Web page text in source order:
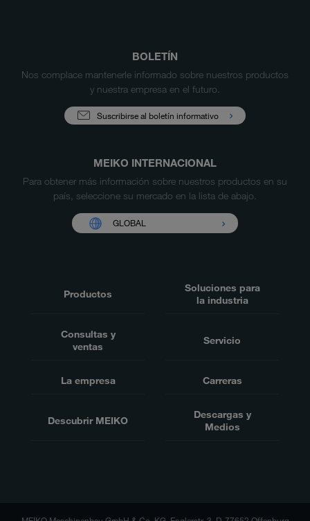
BOLETÍN
Nos complace mantenerle informado sobre nuestros productos
y nuestra empresa en el futuro.
Suscribirse al boletín informativo
MEIKO INTERNACIONAL
Para obtener más información sobre nuestros productos en su
país, seleccione su mercado en la lista de abajo.
GLOBAL
Productos
Soluciones para
la industria
Consultas y
ventas
Servicio
La empresa Carreras
Descubrir MEIKO
Descargas y
Medios